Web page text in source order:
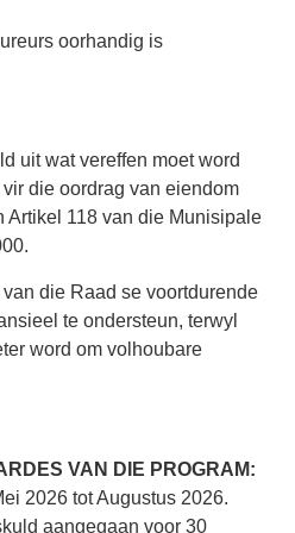
oorhandig is
uit wat vereffen moet word
die oordrag van eiendom
Artikel 118 van die Munisipale
die Raad se voortdurende
te ondersteun, terwyl
word om volhoubare
VAN DIE PROGRAM:
2026 tot Augustus 2026.
aangegaan voor 30